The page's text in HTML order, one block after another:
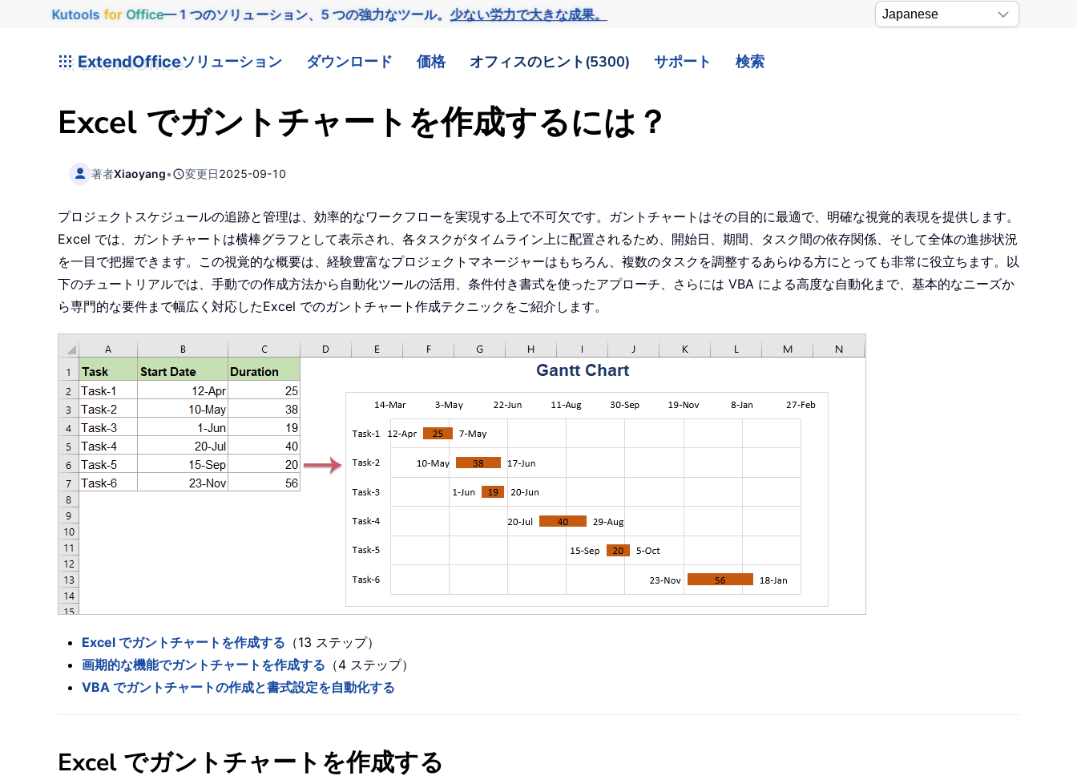
Kutools for Office— 1 つのソリューション、5 つの強力なツール。少ない労力で大きな成果。
ExtendOfficeソリューション ダウンロード 価格 オフィスのヒント(5300) サポート 検索
Excel でガントチャートを作成するには？
著者Xiaoyang• 変更日2025-09-10
プロジェクトスケジュールの追跡と管理は、効率的なワークフローを実現する上で不可欠です。ガントチャートはその目的に最適で、明確な視覚的表現を提供します。
Excel では、ガントチャートは横棒グラフとして表示され、各タスクがタイムライン上に配置されるため、開始日、期間、タスク間の依存関係、そして全体の進捗状況
を一目で把握できます。この視覚的な概要は、経験豊富なプロジェクトマネージャーはもちろん、複数のタスクを調整するあらゆる方にとっても非常に役立ちます。以
下のチュートリアルでは、手動での作成方法から自動化ツールの活用、条件付き書式を使ったアプローチ、さらには VBA による高度な自動化まで、基本的なニーズか
ら専門的な要件まで幅広く対応したExcel でのガントチャート作成テクニックをご紹介します。
Excel でガントチャートを作成する （13 ステップ）
画期的な機能でガントチャートを作成する （4 ステップ）
VBA でガントチャートの作成と書式設定を自動化する
Excel でガントチャートを作成する